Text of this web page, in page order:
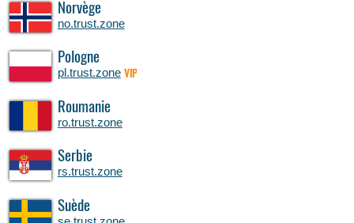
Norvège
no.trust.zone
Pologne
pl.trust.zone VIP
Roumanie
ro.trust.zone
Serbie
rs.trust.zone
Suède